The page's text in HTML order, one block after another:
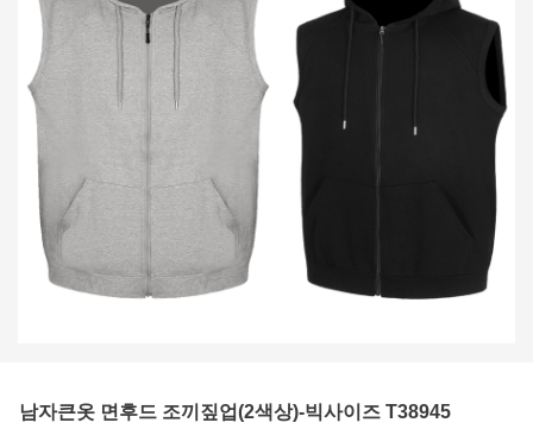
남자큰옷 면후드 조끼짚업(2색상)-빅사이즈 T38945